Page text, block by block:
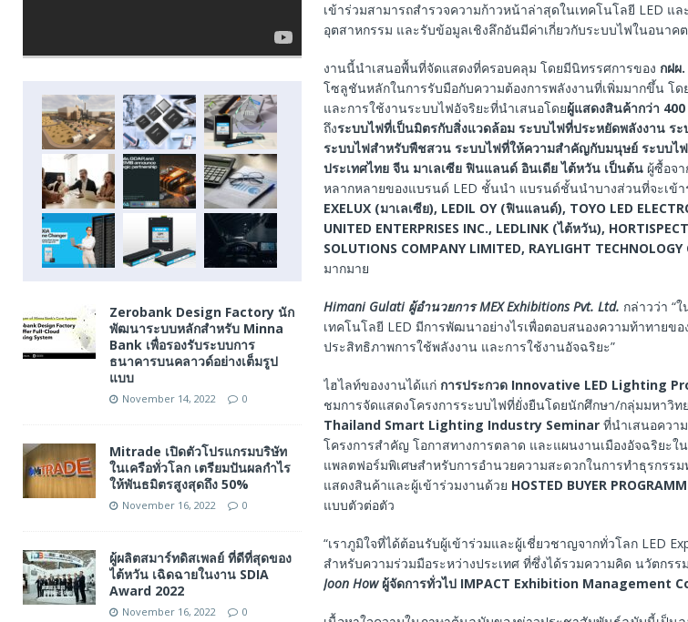
เข้าร่วมสามารถสำรวจความก้าวหน้าล่าสุดในเทคโนโลยี LED แ
อุตสาหกรรม และรับข้อมูลเชิงลึกอันมีค่าเกี่ยวกับระบบไฟในอนาคต
งานนี้นำเสนอพื้นที่จัดแสดงที่ครอบคลุม โดยมีนิทรรศการของ กฝผ.
โซลูชันหลักในการรับมือกับความต้องการพลังงานที่เพิ่มมากขึ้น โ
และการใช้งานระบบไฟอัจริยะที่นำเสนอโดยผู้แสดงสินค้ากว่า 400
ถึงระบบไฟที่เป็นมิตรกับสิ่งแวดล้อม ระบบไฟที่ประหยัดพลังงาน ร
ระบบไฟสำหรับพืชสวน ระบบไฟที่ให้ความสำคัญกับมนุษย์ ระบบไ
ประเทศไทย จีน มาเลเซีย ฟินแลนด์ อินเดีย ไต้หวัน เป็นต้น ผู้ซื้อจ
หลากหลายของแบรนด์ LED ชั้นนำ แบรนด์ชั้นนำบางส่วนที่จะเข้า
EXELUX (มาเลเซีย), LEDIL OY (ฟินแลนด์), TOYO LED
UNITED ENTERPRISES INC., LEDLINK (ไต้หวัน),
SOLUTIONS COMPANY LIMITED, RAYLIGHT
มากมาย
Himani Gulati ผู้อำนวยการMEX Exhibitions Pvt. Ltd. กล่าวว่า “
เทคโนโลยี LED มีการพัฒนาอย่างไรเพื่อตอบสนองความท้าทายข
ประสิทธิภาพการใช้พลังงาน และการใช้งานอัจฉริยะ”
ไฮไลท์ของงานได้แก่ การประกวด Innovative LED Lighting
ชมการจัดแสดงโครงการระบบไฟที่ยั่งยืนโดยนักศึกษา/กลุ่มมหาวิท
Thailand Smart Lighting Industry Seminarที่นำเสนอควา
โครงการสำคัญ โอกาสทางการตลาด และแผนงานเมืองอัจฉริยะใ
แพลตฟอร์มพิเศษสำหรับการอำนวยความสะดวกในการทำธุรกรร
แสดงสินค้าและผู้เข้าร่วมงานด้วย HOSTED BUYER
แบบตัวต่อตัว
“เราภูมิใจที่ได้ต้อนรับผู้เข้าร่วมและผู้เชี่ยวชาญจากทั่วโลก LED
สำหรับความร่วมมือระหว่างประเทศ ที่ซึ่งได้รวมความคิด นวัตกรร
Joon Howผู้จัดการทั่วไป IMPACT Exhibition Management
Zerobank Design Factory นัก
พัฒนาระบบหลักสำหรับ Minna
Bank เพื่อรองรับระบบการ
ธนาคารบนคลาวด์อย่างเต็มรูป
แบบ
November 14, 2022 0
Mitrade เปิดตัวโปรแกรมบริษัท
ในเครือทั่วโลก เตรียมปันผลกำไร
ให้พันธมิตรสูงสุดถึง 50%
November 16, 2022 0
ผู้ผลิตสมาร์ทดิสเพลย์ ที่ดีที่สุดของ
ไต้หวัน เฉิดฉายในงาน SDIA
Award 2022
November 16, 2022 0